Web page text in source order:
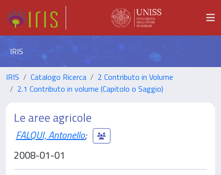
IRIS
IRIS Catalogo Ricerca
2 Contributo in Volume
2.1 Contributo in volume (Capitolo o Saggio)
Le aree agricole
FALQUI, Antonello;
2008-01-01